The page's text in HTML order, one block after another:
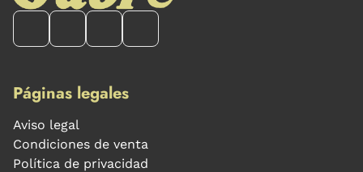
Páginas legales
Aviso legal
Condiciones de venta
Política de privacidad